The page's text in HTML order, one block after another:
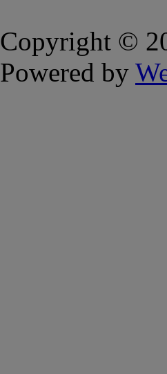
Copyright ©
Powered by